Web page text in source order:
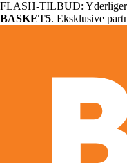
FLASH-TILBUD:
BASKET5. Eksklusive